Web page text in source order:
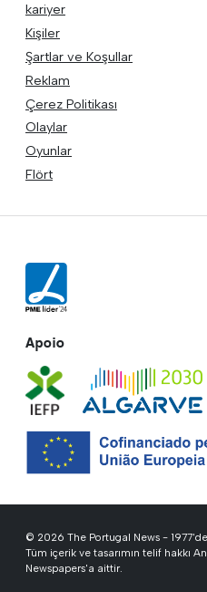
kariyer
Kişiler
Şartlar ve Koşullar
Reklam
Çerez Politikası
Olaylar
Oyunlar
Flört
Apoio
© 2026 The Portugal News -
Tüm içerik ve tasarımın telif hakkı
Newspapers'a aittir.